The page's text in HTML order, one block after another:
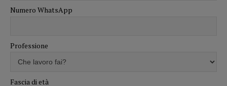
Numero WhatsApp
Professione
Fascia di età